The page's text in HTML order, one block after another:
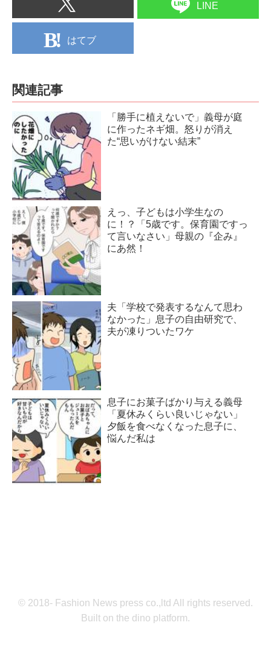
LINE
はてブ
関連記事
「勝手に植えないで」義母が庭
に作ったネギ畑。怒りが消え
た“思いがけない結末”
えっ、子どもは小学生なの
に！？「5歳です。保育園ですっ
て言いなさい」母親の『企み』
にあ然！
夫「学校で発表するなんて思わ
なかった」息子の自由研究で、
夫が凍りついたワケ
息子にお菓子ばかり与える義母
「夏休みくらい良いじゃない」
夕飯を食べなくなった息子に、
悩んだ私は
© 2018- Fashion News press co.,ltd All rights reserved.
Built on the dino platform.